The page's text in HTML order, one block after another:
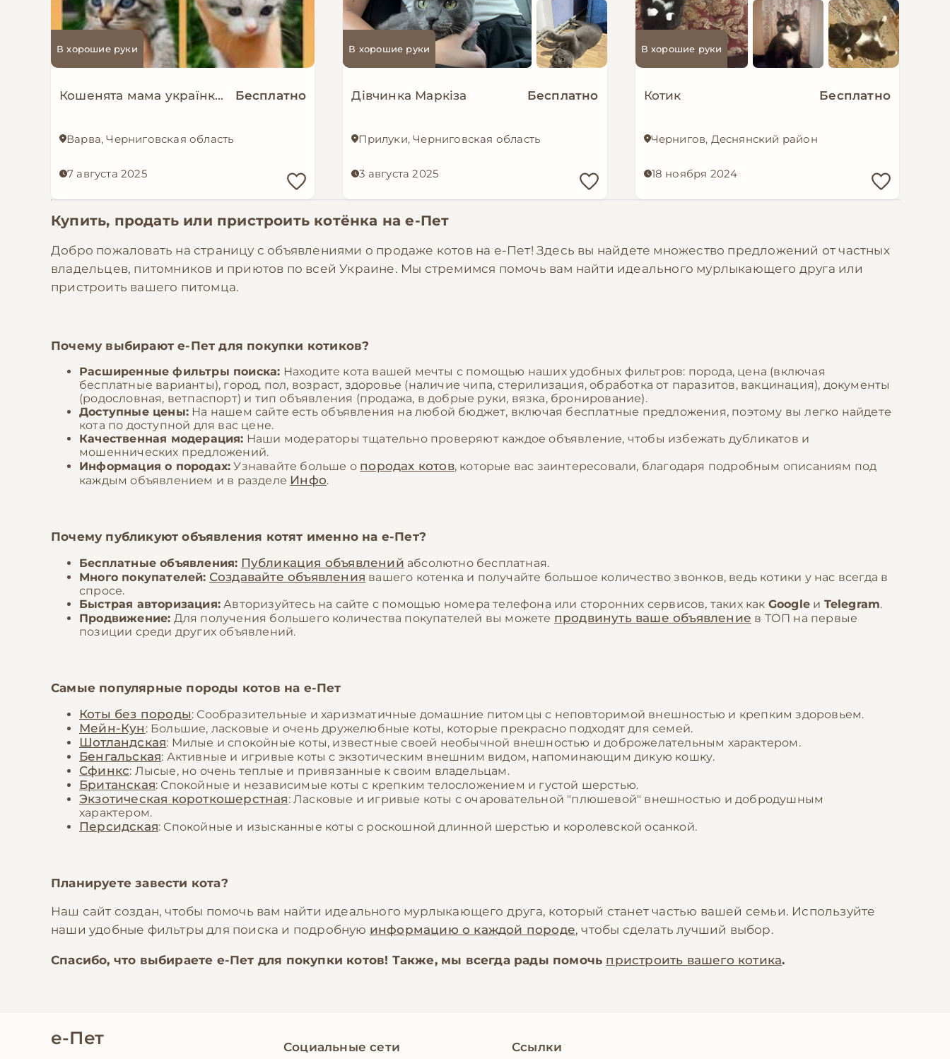
В хорошие руки
Кошенята мама українка тато шотландець Бесплатно
Варва, Черниговская область
7 августа 2025
В хорошие руки
Дівчинка Маркіза Бесплатно
Прилуки, Черниговская область
3 августа 2025
В хорошие руки
Котик Бесплатно
Чернигов, Деснянский район
18 ноября 2024
Купить, продать или пристроить котёнка нае-Пет
Добро пожаловать на страницу с объявлениями о продаже котов на е-Пет! Здесь вы найдете множество предложений от частных
владельцев, питомников и приютов по всей Украине. Мы стремимся помочь вам найти идеального мурлыкающего друга или
пристроить вашего питомца.
Почему выбираюте-Пет для покупки котиков?
Расширенные фильтры поиска: Находите кота вашей мечты с помощью наших удобных фильтров: порода, цена (включая
бесплатные варианты), город, пол, возраст, здоровье (наличие чипа, стерилизация, обработка от паразитов, вакцинация), документы
(родословная, ветпаспорт) и тип объявления (продажа, в добрые руки, вязка, бронирование).
Доступные цены: На нашем сайте есть объявления на любой бюджет, включая бесплатные предложения, поэтому вы легко найдете
кота по доступной для вас цене.
Качественная модерация: Наши модераторы тщательно проверяют каждое объявление, чтобы избежать дубликатов и
мошеннических предложений.
Информация о породах: Узнавайте больше о породах котов, которые вас заинтересовали, благодаря подробным описаниям под
каждым объявлением и в разделе Инфо.
Почему публикуют объявления котят именно на е-Пет?
Бесплатные объявления: Публикация объявлений абсолютно бесплатная.
Много покупателей: Создавайте объявления вашего котенка и получайте большое количество звонков, ведь котики у нас всегда в
спросе.
Быстрая авторизация: Авторизуйтесь на сайте с помощью номера телефона или сторонних сервисов, таких как Google и Telegram.
Продвижение: Для получения большего количества покупателей вы можете продвинуть ваше объявление в ТОП на первые
позиции среди других объявлений.
Самые популярные породы котов на е-Пет
Коты без породы: Сообразительные и харизматичные домашние питомцы с неповторимой внешностью и крепким здоровьем.
Мейн-Кун : Большие, ласковые и очень дружелюбные коты, которые прекрасно подходят для семей.
Шотландская: Милые и спокойные коты, известные своей необычной внешностью и доброжелательным характером.
Бенгальская: Активные и игривые коты с экзотическим внешним видом, напоминающим дикую кошку.
Сфинкс: Лысые, но очень теплые и привязанные к своим владельцам.
Британская: Спокойные и независимые коты с крепким телосложением и густой шерстью.
Экзотическая короткошерстная: Ласковые и игривые коты с очаровательной "плюшевой" внешностью и добродушным
характером.
Персидская: Спокойные и изысканные коты с роскошной длинной шерстью и королевской осанкой.
Планируете завести кота?
Наш сайт создан, чтобы помочь вам найти идеального мурлыкающего друга, который станет частью вашей семьи. Используйте
наши удобные фильтры для поиска и подробную информацию о каждой породе, чтобы сделать лучший выбор.
Спасибо, что выбираете е-Пет для покупки котов! Также, мы всегда рады помочь пристроить вашего котика.
е-Пет Социальные сети Ссылки